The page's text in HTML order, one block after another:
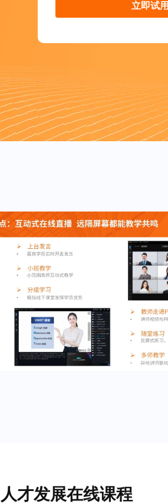
立即试用
人才发展在线课程